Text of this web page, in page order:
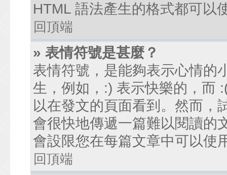
HTML 語法產生的格式都可以
回頂端
» 表情符號是甚麼？
表情符號，是能夠表示心情的
生，例如，:) 表示快樂的，而
以在發文的頁面看到。然而，
會很快地傳遞一篇難以閱讀的
會設限您在每篇文章中可以使
回頂端